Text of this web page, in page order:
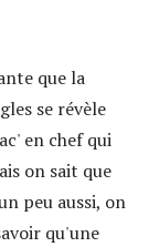
que la
se révèle
en chef qui
on sait que
peu aussi, on
qu'une